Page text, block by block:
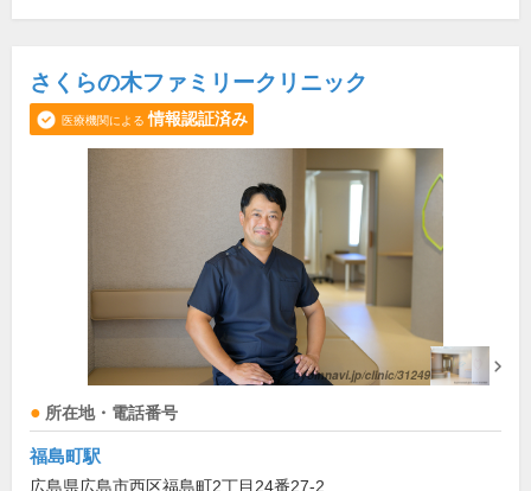
さくらの木ファミリークリニック
医療機関による 情報認証済み
所在地・電話番号
福島町駅
広島県広島市西区福島町2丁目24番27-2